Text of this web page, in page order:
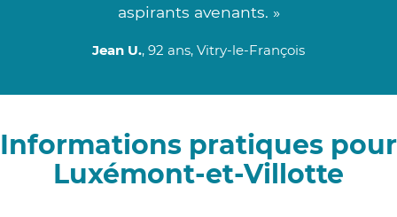
aspirants avenants. »
Jean U., 92 ans, Vitry-le-François
Informations pratiques pour
Luxémont-et-Villotte